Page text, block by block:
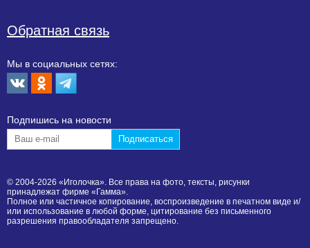
Обратная связь
Мы в социальных сетях:
Подпишиcь на новости
© 2004-2026 «Иголочка». Все права на фото, тексты, рисунки
принадлежат фирме «Гамма».
Полное или частичное копирование, воспроизведение в печатном виде и/
или использование в любой форме, цитирование без письменного
разрешения правообладателя запрещено.